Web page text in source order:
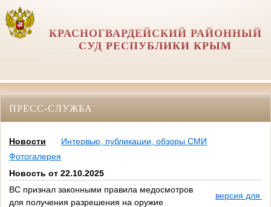
КРАСНОГВАРДЕЙСКИЙ РАЙОННЫЙ
СУД РЕСПУБЛИКИ КРЫМ
ПРЕСС-СЛУЖБА
Новости
Интервью, публикации, обзоры СМИ
Фотогалерея
Новость от 22.10.2025
ВС признал законными правила медосмотров
для получения разрешения на оружие
версия для